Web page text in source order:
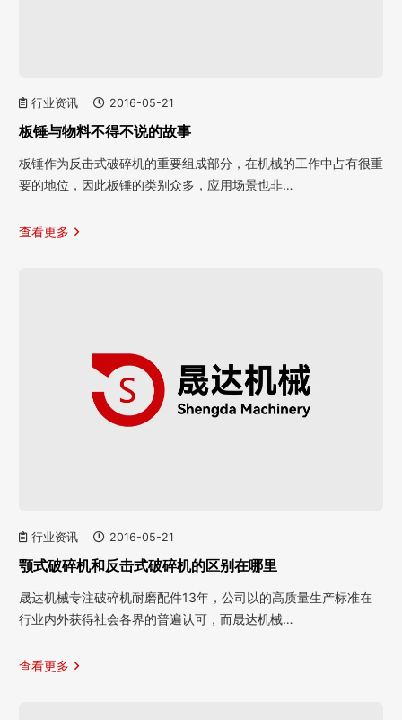
行业资讯 2016-05-21
板锤与物料不得不说的故事
板锤作为反击式破碎机的重要组成部分，在机械的工作中占有很重
要的地位，因此板锤的类别众多，应用场景也非…
查看更多
行业资讯 2016-05-21
颚式破碎机和反击式破碎机的区别在哪里
晟达机械专注破碎机耐磨配件13年，公司以的高质量生产标准在
行业内外获得社会各界的普遍认可，而晟达机械…
查看更多